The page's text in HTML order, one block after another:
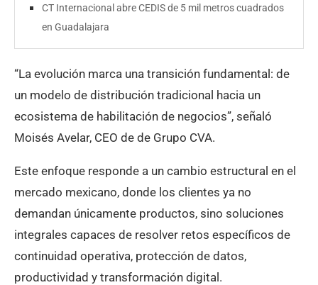
CT Internacional abre CEDIS de 5 mil metros cuadrados
en Guadalajara
“La evolución marca una transición fundamental: de
un modelo de distribución tradicional hacia un
ecosistema de habilitación de negocios”, señaló
Moisés Avelar, CEO de de Grupo CVA.
Este enfoque responde a un cambio estructural en el
mercado mexicano, donde los clientes ya no
demandan únicamente productos, sino soluciones
integrales capaces de resolver retos específicos de
continuidad operativa, protección de datos,
productividad y transformación digital.